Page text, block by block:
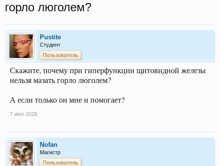
горло люголем?
Pustite
Студент
Пользователь
Скажите, почему при гиперфункции щитовидной железы
нельзя мазать горло люголем?
А если только он мне и помогает?
7 июл 2026
Nofan
Магистр
Пользователь